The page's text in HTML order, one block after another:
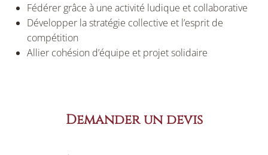
Fédérer grâce à une activité ludique et collaborative
Développer la stratégie collective et l’esprit de
compétition
Allier cohésion d’équipe et projet solidaire
Demander un devis